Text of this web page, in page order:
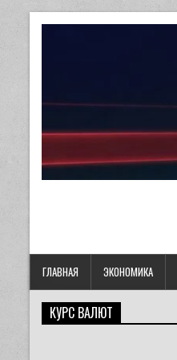
ГЛАВНАЯ ЭКОНОМИКА
КУРС ВАЛЮТ